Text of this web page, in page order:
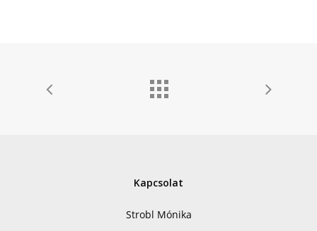
Kapcsolat
Strobl Mónika